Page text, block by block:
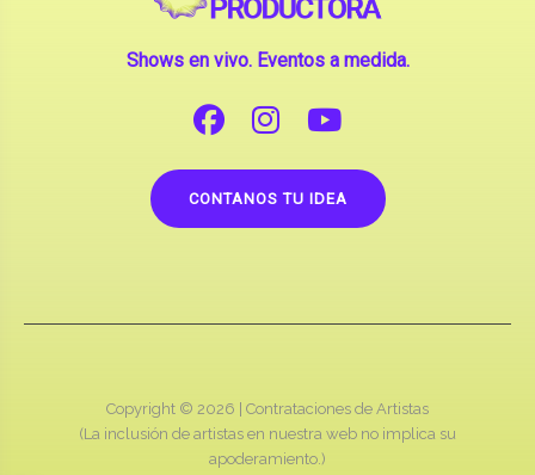
Shows en vivo. Eventos a medida.
CONTANOS TU IDEA
Copyright © 2026 | Contrataciones de Artistas
(La inclusión de artistas en nuestra web no implica su
apoderamiento.)